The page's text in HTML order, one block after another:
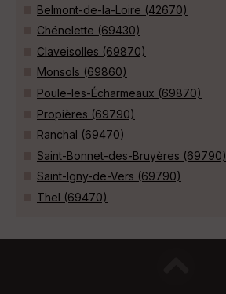
Belmont-de-la-Loire (42670)
Chénelette (69430)
Claveisolles (69870)
Monsols (69860)
Poule-les-Écharmeaux (69870)
Propières (69790)
Ranchal (69470)
Saint-Bonnet-des-Bruyères (69790)
Saint-Igny-de-Vers (69790)
Thel (69470)